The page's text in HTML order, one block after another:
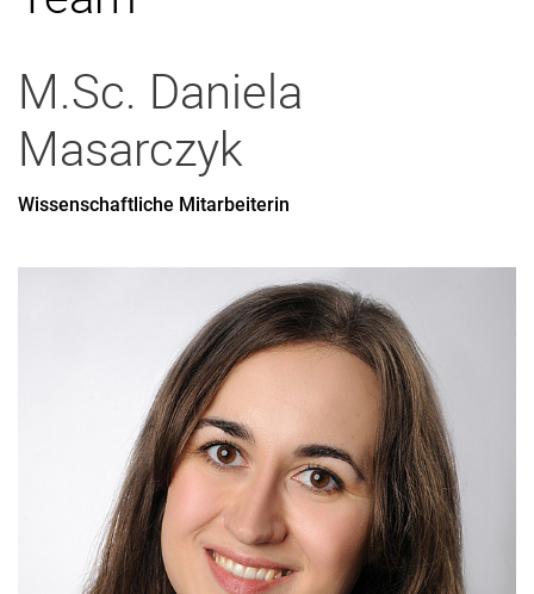
M.Sc. Daniela
Masarczyk
Wissenschaftliche Mitarbeiterin